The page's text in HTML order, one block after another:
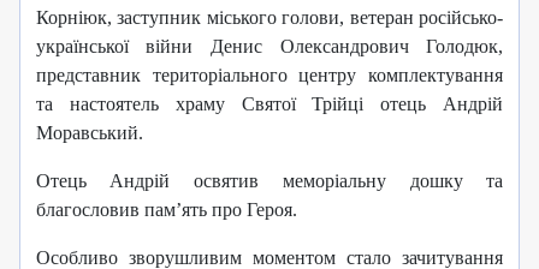
Корніюк, заступник міського голови, ветеран російсько-
української війни Денис Олександрович Голодюк,
представник територіального центру комплектування
та настоятель храму Святої Трійці отець Андрій
Моравський.
Отець Андрій освятив меморіальну дошку та
благословив пам’ять про Героя.
Особливо зворушливим моментом стало зачитування